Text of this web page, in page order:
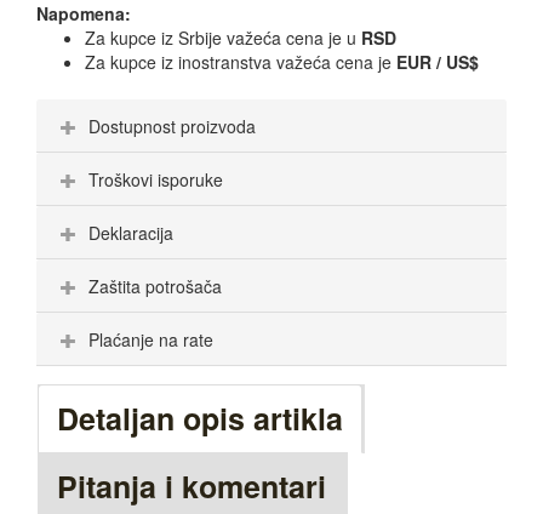
Napomena:
Za kupce iz Srbije važeća cena je u RSD
Za kupce iz inostranstva važeća cena je EUR / US$
Dostupnost proizvoda
Troškovi isporuke
Deklaracija
Zaštita potrošača
Plaćanje na rate
Detaljan opis artikla
Pitanja i komentari